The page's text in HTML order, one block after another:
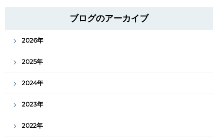
ブログのアーカイブ
2026年
2025年
2024年
2023年
2022年